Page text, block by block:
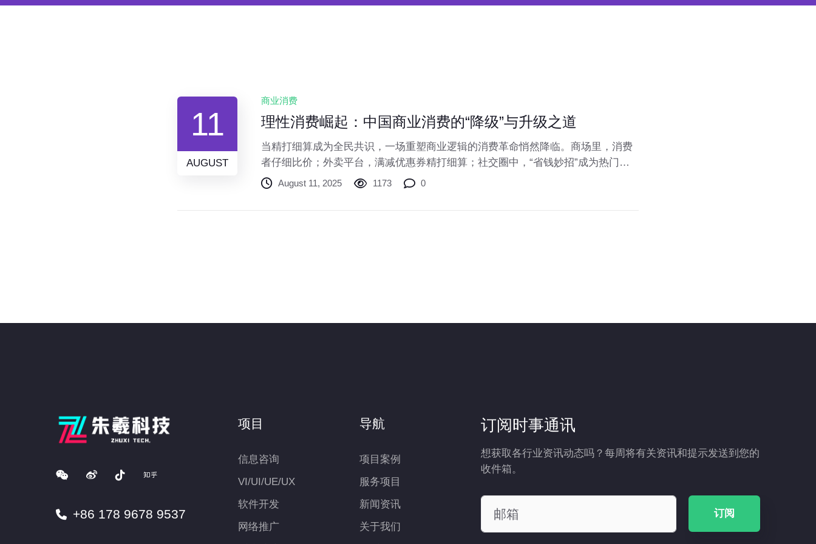
11
AUGUST
商业消费
理性消费崛起：中国商业消费的“降级”与升级之道
当精打细算成为全民共识，一场重塑商业逻辑的消费革命悄然降临。商场里，消费
者仔细比价；外卖平台，满减优惠券精打细算；社交圈中，“省钱妙招”成为热门话
题...这并非消费能力下降的消极信号，而是中国消费者行为模式的一次深刻进化。
August 11, 2025 1173 0
+86 178 9678 9537
项目
信息咨询
VI/UI/UE/UX
软件开发
网络推广
导航
项目案例
服务项目
新闻资讯
关于我们
订阅时事通讯
想获取各行业资讯动态吗？每周将有关资讯和提示发送到您的
收件箱。
订阅